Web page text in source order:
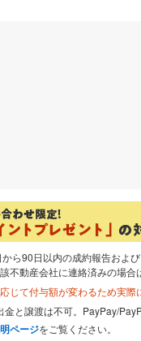
ら90日以内の成約報告およ
不動産会社に連絡済みの場合
じて付与額が変わるため実際
と譲渡は不可。PayPay/
ページをご覧ください。